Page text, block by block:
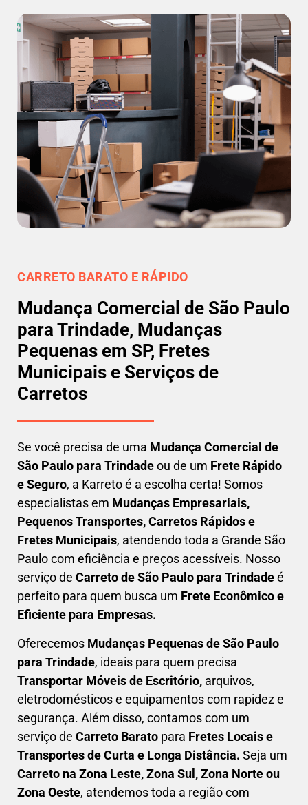
CARRETO BARATO E RÁPIDO
Mudança Comercial de São Paulo
para Trindade, Mudanças
Pequenas em SP, Fretes
Municipais e Serviços de
Carretos
Se você precisa de uma Mudança Comercial de
São Paulo para Trindadeou de um Frete Rápido
e Seguro, a Karreto é a escolha certa! Somos
especialistas em Mudanças Empresariais,
Pequenos Transportes, Carretos Rápidos e
Fretes Municipais, atendendo toda a Grande São
Paulo com eficiência e preços acessíveis. Nosso
serviço de Carretode São Paulo para Trindadeé
perfeito para quem busca um Frete Econômico e
Eficiente para Empresas.
Oferecemos Mudanças Pequenasde São Paulo
para Trindade, ideais para quem precisa
Transportar Móveis de Escritório, arquivos,
eletrodomésticos e equipamentos com rapidez e
segurança. Além disso, contamos com um
serviço de Carreto Barato para Fretes Locais e
Transportes de Curta e Longa Distância. Seja um
Carreto na Zona Leste, Zona Sul, Zona Norte ou
Zona Oeste, atendemos toda a região com